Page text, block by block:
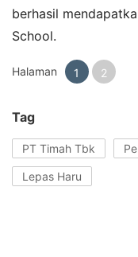
berhasil
School.
Halaman 1 2
Tag
PT Timah Tbk
Lepas Haru